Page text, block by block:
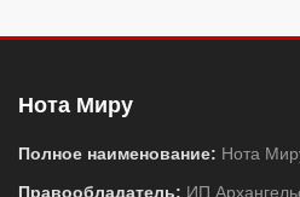
Нота Миру
Полное наименование: Нота
Правообладатель: ИП